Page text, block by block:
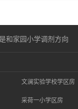
和家园小学调剂方向
文澜实验学校学区房
采荷一小学区房